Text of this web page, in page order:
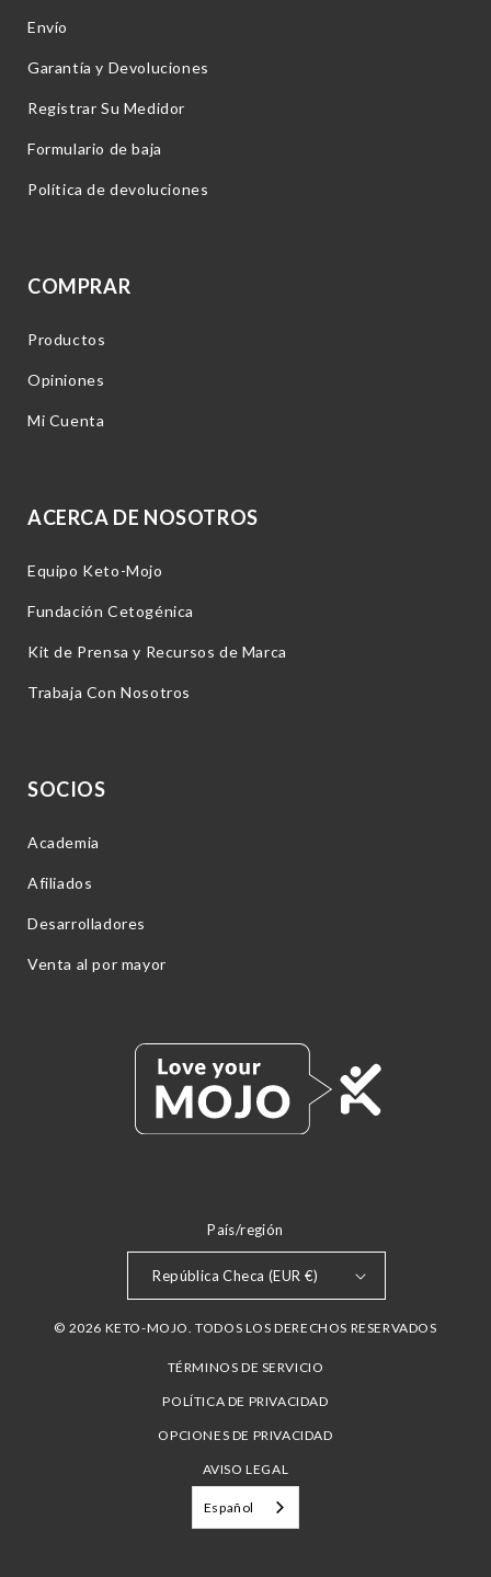
Envío
Garantía y Devoluciones
Registrar Su Medidor
Formulario de baja
Política de devoluciones
COMPRAR
Productos
Opiniones
Mi Cuenta
ACERCA DE NOSOTROS
Equipo Keto-Mojo
Fundación Cetogénica
Kit de Prensa y Recursos de Marca
Trabaja Con Nosotros
SOCIOS
Academia
Afiliados
Desarrolladores
Venta al por mayor
País/región
República Checa (EUR €)
© 2026 KETO-MOJO. TODOS LOS DERECHOS RESERVADOS
TÉRMINOS DE SERVICIO
POLÍTICA DE PRIVACIDAD
OPCIONES DE PRIVACIDAD
AVISO LEGAL
Español